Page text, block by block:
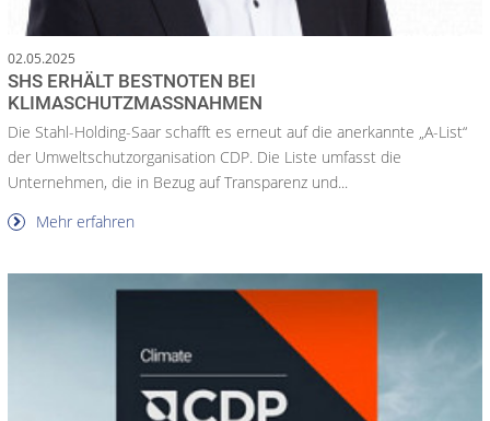
02.05.2025
SHS ERHÄLT BESTNOTEN BEI
KLIMASCHUTZMASSNAHMEN
Die Stahl-Holding-Saar schafft es erneut auf die anerkannte „A-List“
der Umweltschutzorganisation CDP. Die Liste umfasst die
Unternehmen, die in Bezug auf Transparenz und...
Mehr erfahren